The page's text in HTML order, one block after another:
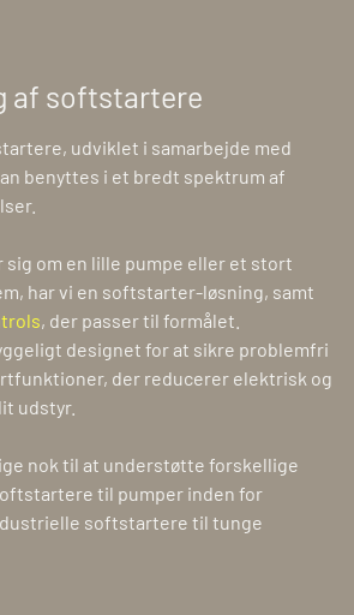
af softstartere
udviklet i samarbejde med
benyttes i et bredt spektrum af
sig om en lille pumpe eller et stort
har vi en softstarter-løsning, samt
, der passer til formålet.
designet for at sikre problemfri
der reducerer elektrisk og
udstyr.
nok til at understøtte forskellige
til pumper inden for
softstartere til tunge